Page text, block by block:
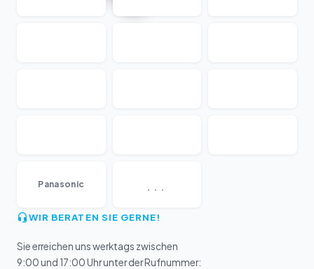
Panasonic
WIR BERATEN SIE GERNE!
Sie erreichen uns werktags zwischen
9:00 und 17:00 Uhr unter der Rufnummer: